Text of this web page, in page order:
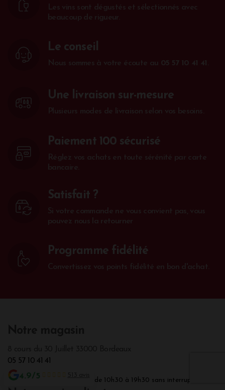
Le conseil
Une livraison sur-mesure
Paiement 100 sécurisé
Satisfait ?
Programme fidélité
05 57 10 41 41
Ouvert du Lundi au Samedi de 10h30 à 19h30 sans interruption.
4.9/5